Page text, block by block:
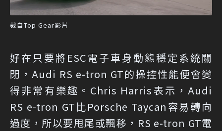
裁自Top Gear影片
好在只要將ESC電子車身動態穩定系統關
閉，Audi RS e-tron GT的操控性能便會變
得非常有樂趣。Chris Harris表示，Audi
RS e-tron GT比Porsche Taycan容易轉向
過度，所以要甩尾或飄移，RS e-tron GT電